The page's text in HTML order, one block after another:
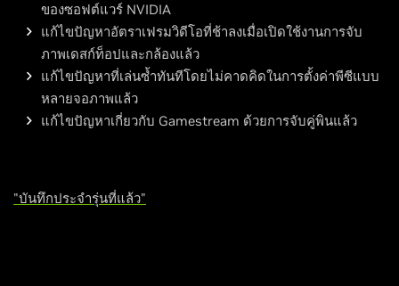
ของซอฟต์แวร์ NVIDIA
แก้ไขปัญหาอัตราเฟรมวิดีโอที่ช้าลงเมื่อเปิดใช้งานการจับ
ภาพเดสก์ท็อปและกล้องแล้ว
แก้ไขปัญหาที่เล่นซ้ำทันทีโดยไม่คาดคิดในการตั้งค่าพีซีแบบ
หลายจอภาพแล้ว
แก้ไขปัญหาเกี่ยวกับ Gamestream ด้วยการจับคู่พินแล้ว
"บันทึกประจำรุ่นที่แล้ว"